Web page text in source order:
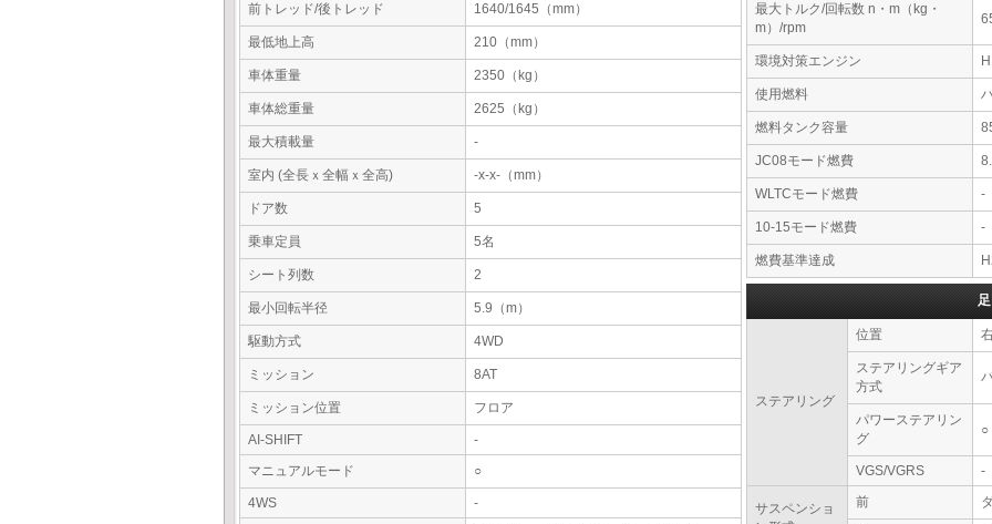
前トレッド/後トレッド 1640/1645（mm）
最低地上高 210（mm）
車体重量 2350（kg）
車体総重量 2625（kg）
最大積載量 -
室内 (全長ｘ全幅ｘ全高) -x-x-（mm）
ドア数 5
乗車定員 5名
シート列数 2
最小回転半径 5.9（m）
駆動方式 4WD
ミッション 8AT
ミッション位置 フロア
AI-SHIFT
-
マニュアルモード
○
4WS -
最大トルク/回転数 n・m（kg・
m）/rpm
環境対策エンジン
使用燃料
燃料タンク容量
JC08モード燃費
WLTCモード燃費 -
10-15モード燃費 -
燃費基準達成
ステアリング
位置
ステアリングギア
方式
パワーステアリン
グ
○
VGS/VGRS -
サスペンショ
前